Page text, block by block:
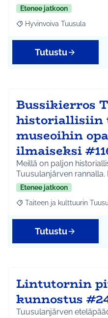
Etenee jatkoon
Rajaa tulokset aihepiirin
Hyvinvoiva Tuusula
Tutustu
Bussikierros
historiallisiin
museoihin
ilmaiseksi
Meillä on paljon
Tuusulanjärven rannalla.
Etenee jatkoon
Rajaa tulokset aihepiirin
Taiteen ja kulttuurin
Tutustu
Lintutornin
kunnostus
Tuusulanjärven